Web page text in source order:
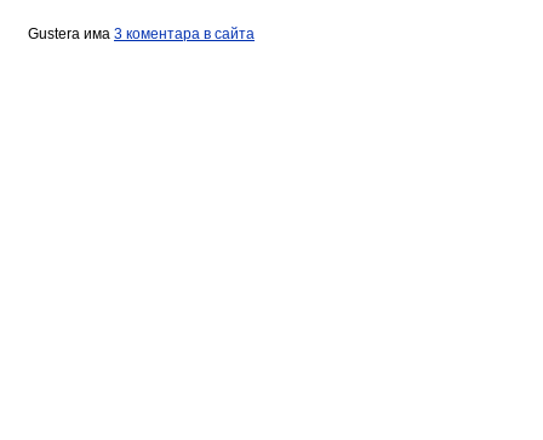
Gustera има 3 коментара в сайта